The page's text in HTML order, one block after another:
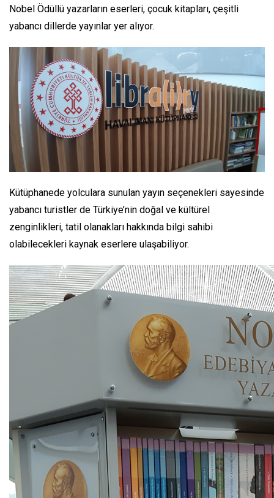
Nobel Ödüllü yazarların eserleri, çocuk kitapları, çeşitli
yabancı dillerde yayınlar yer alıyor.
Kütüphanede yolculara sunulan yayın seçenekleri sayesinde
yabancı turistler de Türkiye’nin doğal ve kültürel
zenginlikleri, tatil olanakları hakkında bilgi sahibi
olabilecekleri kaynak eserlere ulaşabiliyor.